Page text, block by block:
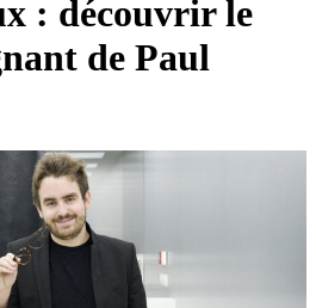
: découvrir le
de Paul